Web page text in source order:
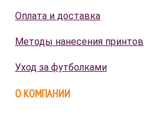
Оплата и доставка
Методы нанесения принтов
Уход за футболками
О КОМПАНИИ